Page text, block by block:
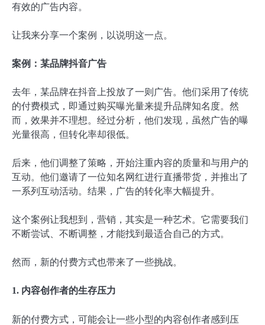
有效的广告内容。
让我来分享一个案例，以说明这一点。
案例：某品牌抖音广告
去年，某品牌在抖音上投放了一则广告。他们采用了传统
的付费模式，即通过购买曝光量来提升品牌知名度。然
而，效果并不理想。经过分析，他们发现，虽然广告的曝
光量很高，但转化率却很低。
后来，他们调整了策略，开始注重内容的质量和与用户的
互动。他们邀请了一位知名网红进行直播带货，并推出了
一系列互动活动。结果，广告的转化率大幅提升。
这个案例让我想到，营销，其实是一种艺术。它需要我们
不断尝试、不断调整，才能找到最适合自己的方式。
然而，新的付费方式也带来了一些挑战。
1. 内容创作者的生存压力
新的付费方式，可能会让一些小型的内容创作者感到压